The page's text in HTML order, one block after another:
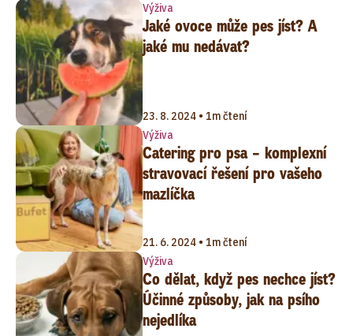
Výživa
Jaké ovoce může pes jíst? A
jaké mu nedávat?
23. 8. 2024 • 1m čtení
Výživa
Catering pro psa – komplexní
stravovací řešení pro vašeho
mazlíčka
21. 6. 2024 • 1m čtení
Výživa
Co dělat, když pes nechce jíst?
Účinné způsoby, jak na psího
nejedlíka